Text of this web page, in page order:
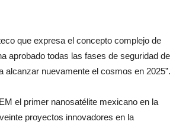
que expresa el concepto complejo de
aprobado todas las fases de seguridad de
nuevamente el cosmos en 2025”.
el primer nanosatélite mexicano en la
proyectos innovadores en la